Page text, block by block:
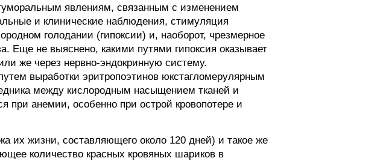
явлениям, связанным с изменением
и клинические наблюдения, стимуляция
голодании (гипоксии) и, наоборот, чрезмерное
Еще не выяснено, какими путями гипоксия оказывает
же через нервно-эндокринную систему.
выработки эритропоэтинов юкстагломерулярным
между кислородным насыщением тканей и
при анемии, особенно при острой кровопотере и
их жизни, составляющего около 120 дней) и такое же
количество красных кровяных шариков в